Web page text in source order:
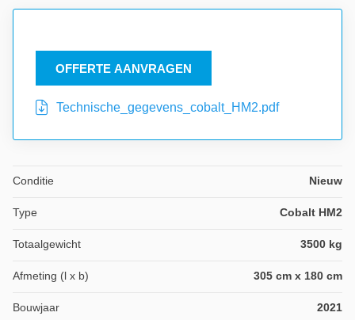
OFFERTE AANVRAGEN
Technische_gegevens_cobalt_HM2.pdf
Conditie Nieuw
Type Cobalt HM2
Totaalgewicht 3500 kg
Afmeting (l x b) 305 cm x 180 cm
Bouwjaar 2021